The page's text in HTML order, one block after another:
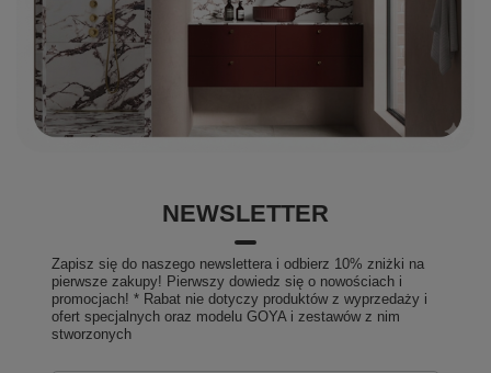
NEWSLETTER
Zapisz się do naszego newslettera i odbierz 10% zniżki na
pierwsze zakupy! Pierwszy dowiedz się o nowościach i
promocjach! * Rabat nie dotyczy produktów z wyprzedaży i
ofert specjalnych oraz modelu GOYA i zestawów z nim
stworzonych